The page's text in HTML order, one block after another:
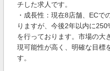
チした求人です。
・成長性：現在8店舗、ECで
りますが、今後2年以内に
を行っております。市場の大
現可能性が高く、明確な目標
す。